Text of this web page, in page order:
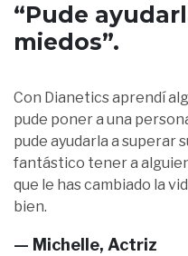
“Pude
miedos”.
Con Dianetics aprendí
pude poner a una
pude ayudarla a superar
fantástico tener a
que le has cambiado la
bien.
— Michelle, Actriz